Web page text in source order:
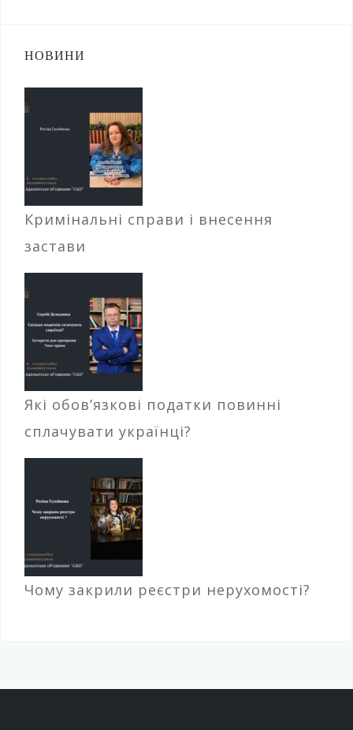
НОВИНИ
Кримінальні справи і внесення
застави
Які обов’язкові податки повинні
сплачувати українці?
Чому закрили реєстри нерухомості?